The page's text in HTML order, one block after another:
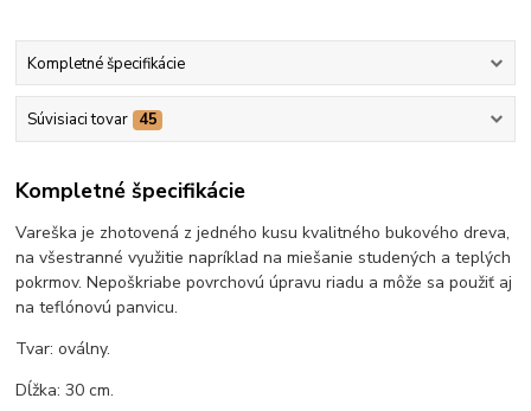
Kompletné špecifikácie
Súvisiaci tovar 45
Kompletné špecifikácie
Vareška je zhotovená z jedného kusu kvalitného bukového dreva,
na všestranné využitie napríklad na miešanie studených a teplých
pokrmov. Nepoškriabe povrchovú úpravu riadu a môže sa použiť aj
na teflónovú panvicu.
Tvar: oválny.
Dĺžka: 30 cm.